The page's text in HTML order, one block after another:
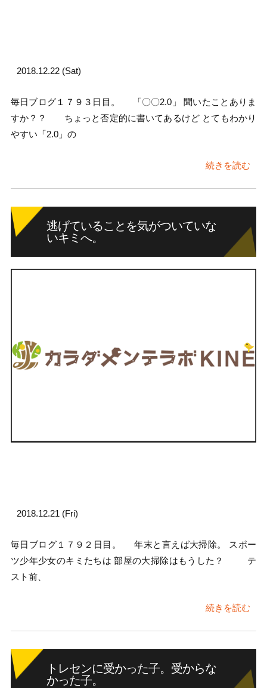
2018.12.22 (Sat)
毎日ブログ１７９３日目。 「〇〇2.0」 聞いたことありま
すか？？ ちょっと否定的に書いてあるけど とてもわかり
やすい「2.0」の
続きを読む
逃げていることを気がついていな
いキミへ。
2018.12.21 (Fri)
毎日ブログ１７９２日目。 年末と言えば大掃除。 スポー
ツ少年少女のキミたちは 部屋の大掃除はもうした？ テ
スト前、
続きを読む
トレセンに受かった子。受からな
かった子。